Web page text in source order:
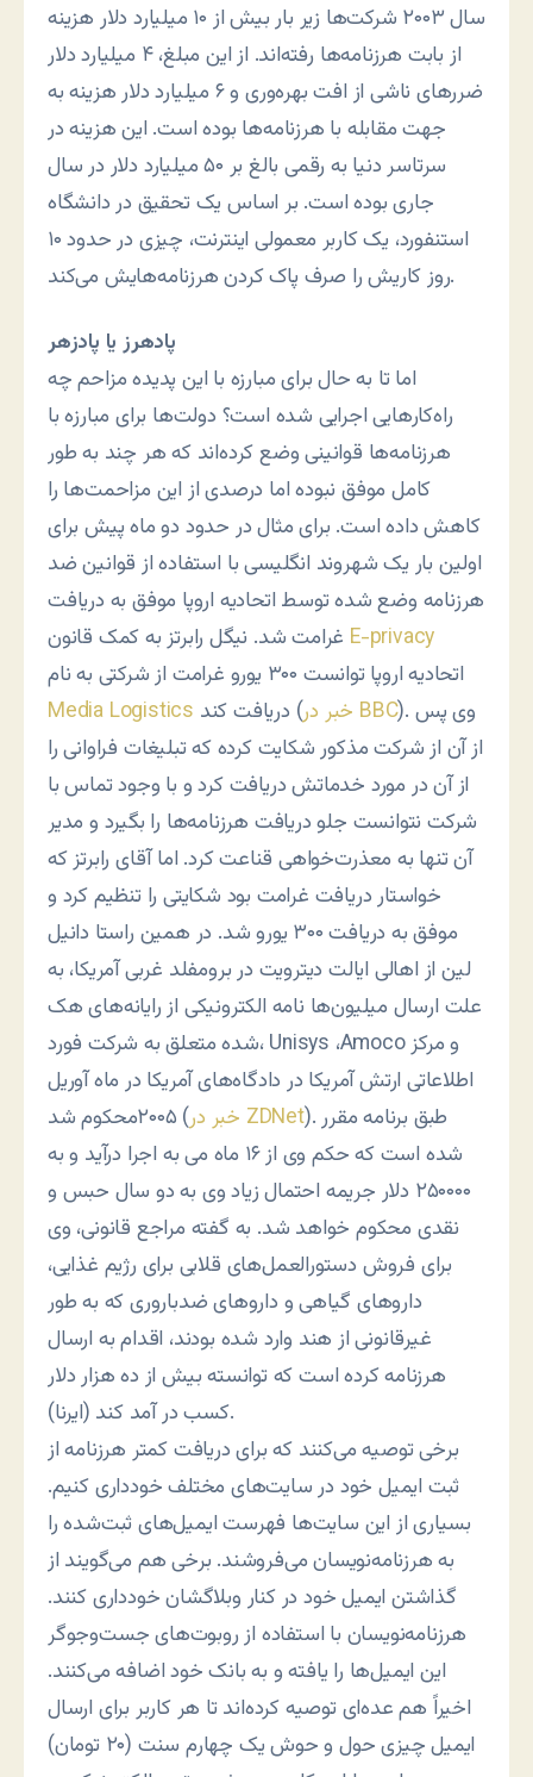
سال ۲۰۰۳ شرکت‌ها زیر بار بیش از ۱۰ میلیارد دلار هزینه
از بابت هرزنامه‌ها رفته‌اند. از این مبلغ، ۴ میلیارد دلار
ضررهای ناشی از افت بهره‌وری و ۶ میلیارد دلار هزینه به
جهت مقابله با هرزنامه‌ها بوده‌ است. این هزینه در
سرتاسر دنیا به رقمی بالغ بر ۵۰ میلیارد دلار در سال
جاری بوده است. بر اساس یک تحقیق در دانشگاه
استنفورد، یک کاربر معمولی اینترنت، چیزی در حدود ۱۰
روز کاریش را صرف پاک کردن هرزنامه‌هایش می‌کند.
پادهرز یا پادزهر
اما تا به حال برای مبارزه با این پدیده مزاحم چه
راه‌کارهایی اجرایی شده است؟ دولت‌ها برای مبارزه با
هرزنامه‌ها قوانینی وضع کرده‌اند که هر چند به طور
کامل موفق نبوده اما درصدی از این مزاحمت‌ها را
کاهش داده است. برای مثال در حدود دو ماه پیش برای
اولین بار یک شهروند انگلیسی با استفاده از قوانین ضد
هرزنامه وضع شده توسط اتحادیه اروپا موفق به دریافت
E-privacy
اتحادیه اروپا توانست ۳۰۰ یورو غرامت از شرکتی به نام
Media Logistics
دریافت کند ( خبر در BBC). وی پس
از آن از شرکت مذکور شکایت کرده که تبلیغات فراوانی را
از آن در مورد خدماتش دریافت کرد و با وجود تماس با
شرکت نتوانست جلو دریافت هرزنامه‌ها را بگیرد و مدیر
آن تنها به معذرت‌خواهی قناعت کرد. اما آقای رابرتز که
خواستار دریافت غرامت بود شکایتی را تنظیم کرد و
موفق به دریافت ۳۰۰ یورو شد. در همین راستا دانیل
لین از اهالی ایالت دیترویت در برومفلد غربی آمریکا، به
علت ارسال میلیون‌ها نامه الکترونیکی از رایانه‌های هک
شده متعلق به شرکت فورد، Unisys ،Amoco ‬و مرکز
اطلاعاتی ارتش آمریکا در دادگاه‌های آمریکا در ماه آوریل ‪
۲۰۰۵‬محکوم شد (
خبر در ZDNet). طبق برنامه مقرر
شده است که حکم وی از‪ ۱۶ ‬ماه می ‌به اجرا درآید و به
احتمال زیاد وی به دو سال حبس و ‪ ۲۵۰۰۰۰‬دلار جریمه
نقدی محکوم خواهد شد. به گفته مراجع قانونی، وی
برای فروش دستورالعمل‌های قلابی برای رژیم غذایی،
داروهای گیاهی و داروهای ضدباروری که به طور
غیرقانونی از هند وارد شده بودند، اقدام به ارسال
هرزنامه کرده است که توانسته بیش از ده هزار دلار
کسب در آمد کند (ایرنا).
برخی توصیه می‌کنند که برای دریافت کمتر هرزنامه از
ثبت ایمیل خود در سایت‌های مختلف خودداری کنیم.
بسیاری از این سایت‌ها فهرست ایمیل‌های ثبت‌شده را
به هرزنامه‌نویسان می‌فروشند. برخی هم می‌گویند از
گذاشتن ایمیل خود در کنار وبلاگشان خودداری کنند.
هرزنامه‌نویسان با استفاده از روبوت‌های جست‌وجوگر
این ایمیل‌ها را یافته و به بانک خود اضافه می‌کنند.
اخیراً‍ هم عده‌ای توصیه کرده‌اند تا هر کاربر برای ارسال
ایمیل چیزی حول و حوش یک چهارم سنت (۲۰ تومان)